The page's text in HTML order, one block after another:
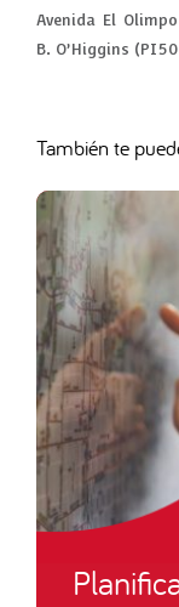
Avenida El
B. O’Higgins
También te